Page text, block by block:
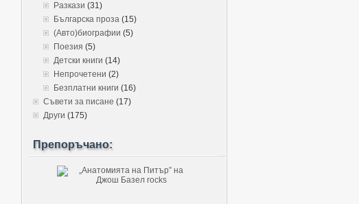
Разкази (31)
Българска проза (15)
(Авто)биографии (5)
Поезия (5)
Детски книги (14)
Непрочетени (2)
Безплатни книги (16)
Съвети за писане (17)
Други (175)
Препоръчано: